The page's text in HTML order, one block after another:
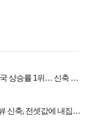
상승률 1위… 신축 지
신축, 전셋값에 내집마